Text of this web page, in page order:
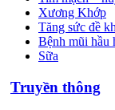
Xương Khớp
Tăng sức đề
Bệnh mũi hầu
Sữa
Truyền thông